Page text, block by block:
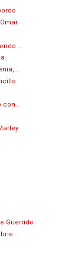
...
con...
Guerrido